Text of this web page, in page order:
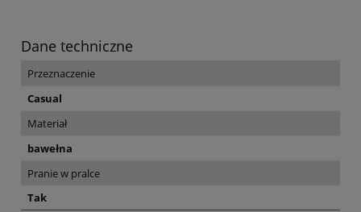
Dane techniczne
Przeznaczenie
Casual
Materiał
bawełna
Pranie w pralce
Tak